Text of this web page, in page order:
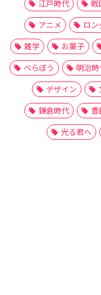
江戸時代 戦
アニメ
ロン
雑学
お菓子
べらぼう
明治
デザイン
鎌倉時代
豊
光る君へ